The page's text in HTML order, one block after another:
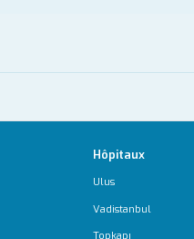
Hôpitaux
Ulus
Vadistanbul
Topkapı